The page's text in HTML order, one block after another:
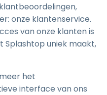
onze klantenservice.
van onze klanten is
Splashtop uniek maakt,
het
interface van ons